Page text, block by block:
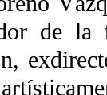
de la